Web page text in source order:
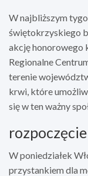
W najbliższym
świętokrzyskiego
akcję honorowego
Regionalne
terenie
krwi, które
się w ten ważny
W poniedziałek
przystankiem dla